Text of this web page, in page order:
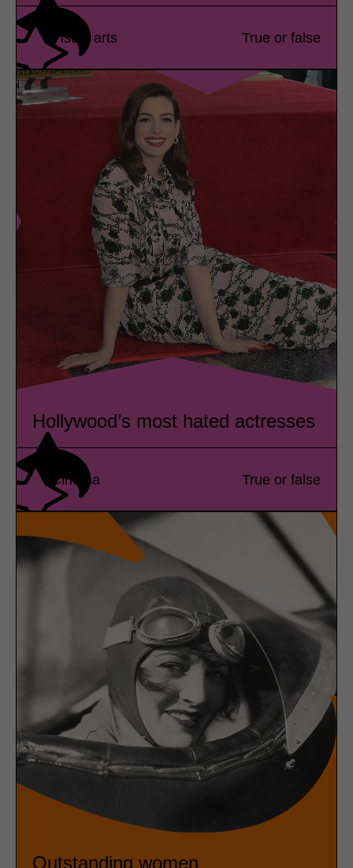
Visual arts True or false
Hollywood’s most hated actresses
Cinema True or false
Outstanding women